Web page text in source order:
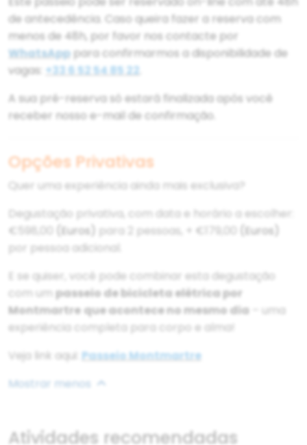
de antecedência. Caso queira fazer a reserva com
menos de 48h, por favor nos contacte por
WhatsApp para confirmarmos a disponibilidade de
vagas: +33 6 52 54 85 22
A sua pré-reserva só estará finalizada após você
receber nosso e-mail de confirmação.
Opções Privativas
Quer uma experiência ainda mais exclusiva?
Degustação privativa, com data e horário a escolher:
€598,00
(Euros) para 2 pessoas, + €179,00
(Euros)
por pessoa adicional.
E se quiser, você pode combinar esta degustação
com um passeio de bicicleta elétrica por
Montmartre que acontece no mesmo dia – uma
experiência completa para corpo e alma!
Veja link aqui: Passeio Montmartre
Mostrar menos
Atividades recomendadas